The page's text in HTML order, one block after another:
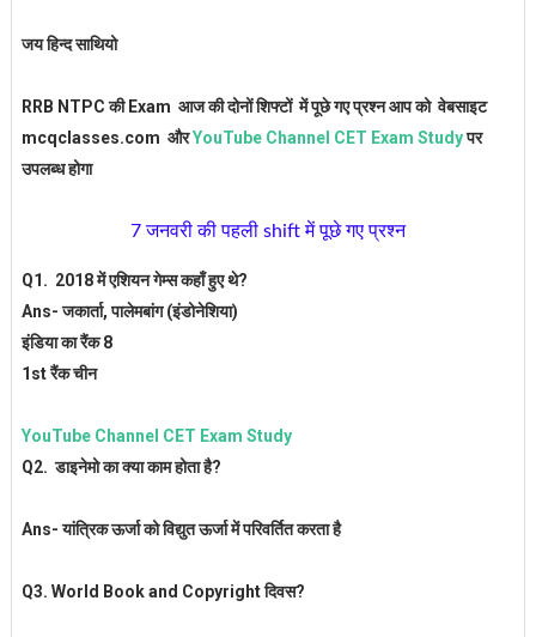
जय हिन्द साथियो
RRB NTPC की Exam आज की दोनों शिफ्टों में पूछे गए प्रश्न आप को वेबसाइट
mcqclasses.com औरYouTube Channel CET Exam Studyपर
उपलब्ध होगा
7 जनवरी की पहली shift में पूछे गए प्रश्न
Q1. 2018 में एशियन गेम्स कहाँ हुए थे?
Ans- जकार्ता, पालेमबांग (इंडोनेशिया)
इंडिया का रैंक 8
1st रैंक चीन
YouTube Channel CET Exam Study
Q2. डाइनेमो का क्या काम होता है?
Ans- यांत्रिक ऊर्जा को विद्युत ऊर्जा में परिवर्तित करता है
Q3. World Book and Copyright दिवस?